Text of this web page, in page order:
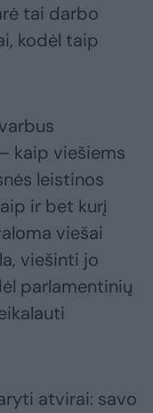
tai darbo
kodėl taip
kaip viešiems
leistinos
ir bet kurį
viešai
viešinti jo
parlamentinių
atvirai: savo